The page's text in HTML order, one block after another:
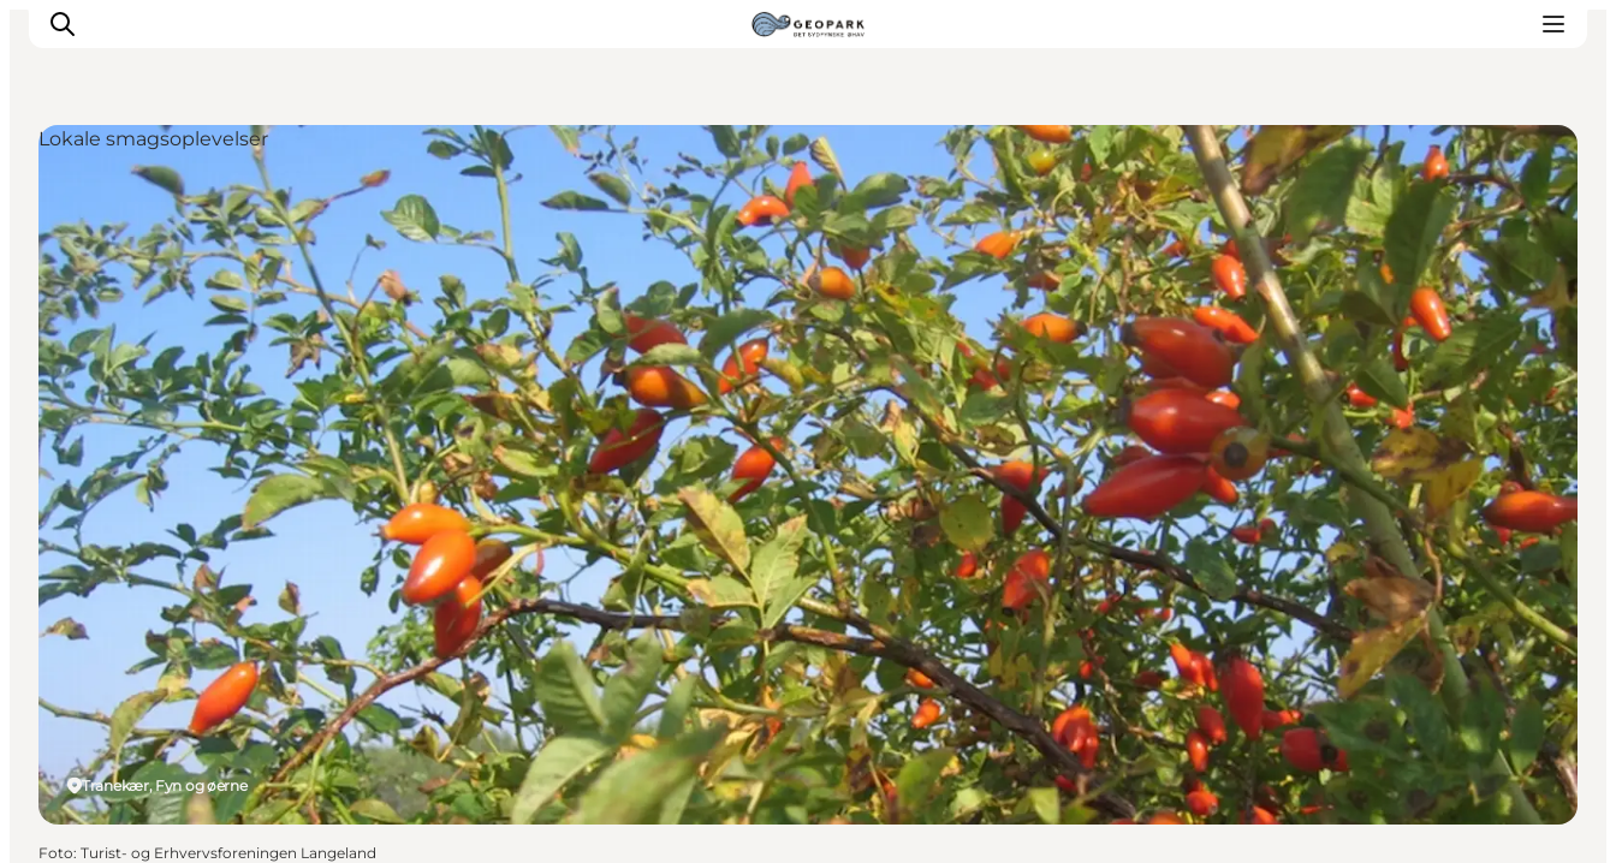
Tranekær, Fyn og øerne
Lokale smagsoplevelser
Foto: Turist- og Erhvervsforeningen Langeland